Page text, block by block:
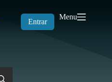
Entrar
Menu